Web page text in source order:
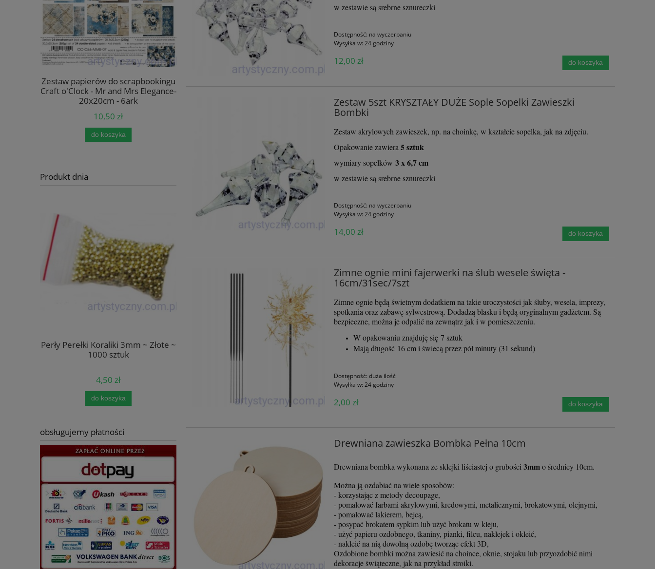
Zestaw papierów do scrapbookingu
Craft o'Clock - Mr and Mrs Elegance-
20x20cm - 6ark
10,50 zł
do koszyka
D93
17,90 zł
do koszyka
- 15x15cm
do koszyka
Produkt dnia
Perły Perełki Koraliki 3mm ~ Złote ~
1000 sztuk
4,50 zł
do koszyka
Naklejki Ozdobne - Zawijasy
Narożniki 1314 - srebrne
powiadom o dostępności
Woreczki foliowe Folijki Foliówki na
Koperty B6 ~ 13,5x22,5cm - 100
10,00 zł
Koraliki Kulki FIMO 22mm -
Pomarańczowe w Kwiatki - 1 szt
obsługujemy płatności
w zestawie są srebrne sznureczki
Dostępność: na wyczerpaniu
Wysyłka w: 24 godziny
12,00 zł do koszyka
Zestaw 5szt KRYSZTAŁY DUŻE Sople Sopelki Zawieszki
Bombki
Zestaw akrylowych zawieszek, np. na choinkę, w kształcie sopelka, jak na zdjęciu.
Opakowanie zawiera5 sztuk
wymiary sopelków 3 x 6,7 cm
w zestawie są srebrne sznureczki
Dostępność: na wyczerpaniu
Wysyłka w: 24 godziny
14,00 zł do koszyka
Zimne ognie mini fajerwerki na ślub wesele święta -
16cm/31sec/7szt
Zimne ognie będą świetnym dodatkiem na takie uroczystości jak śluby, wesela, imprezy,
spotkania oraz zabawę sylwestrową. Dodadzą blasku i będą oryginalnym gadżetem. Są
bezpieczne, można je odpalić na zewnątrz jak i w pomieszczeniu.
W opakowaniu znajduję się 7 sztuk
Mają długość 16 cm i świecą przez pół minuty (31 sekund)
Dostępność: duża ilość
Wysyłka w: 24 godziny
2,00 zł do koszyka
Drewniana zawieszka Bombka Pełna 10cm
Drewniana bombka wykonana ze sklejki liściastej o grubości3mmo średnicy 10cm.
Można ją ozdabiać na wiele sposobów:
- korzystając z metody decoupage,
- pomalować farbami akrylowymi, kredowymi, metalicznymi, brokatowymi, olejnymi,
- pomalować lakierem, bejcą,
- posypać brokatem sypkim lub użyć brokatu w kleju,
- użyć papieru ozdobnego, tkaniny, pianki, filcu, naklejek i okleić,
- nakleić na nią dowolną ozdobę tworząc efekt 3D,
Ozdobione bombki można zawiesić na choince, oknie, stojaku lub przyozdobić nimi
dekoracje świąteczne, jak na przykład stroiki.